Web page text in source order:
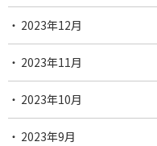
2023年12月
2023年11月
2023年10月
2023年9月